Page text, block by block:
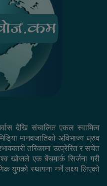
देखि संचालित एकल स्वामित्व
मानवजातिको अविभाज्य ध्रुव
तरिकामा उत्प्रेरित र सचेत
खोजले एक बेंचमार्क सिर्जना गरी
युगको स्थापना गर्ने लक्ष्य लिएको